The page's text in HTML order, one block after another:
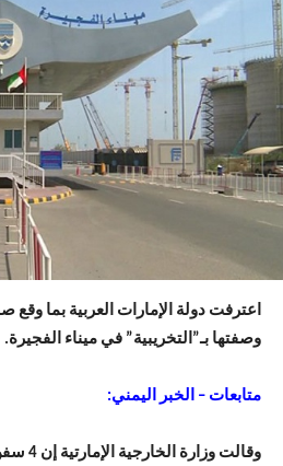
اعترفت دولة الإمارات العربية بما وقع
وصفتها بـ”التخريبية” في ميناء الفجيرة.
متابعات – الخبر اليمني:
وقالت